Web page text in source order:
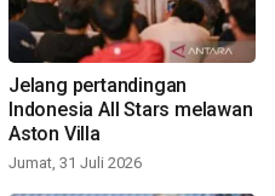
Jelang pertandingan
Indonesia All Stars melawan
Aston Villa
Jumat, 31 Juli 2026